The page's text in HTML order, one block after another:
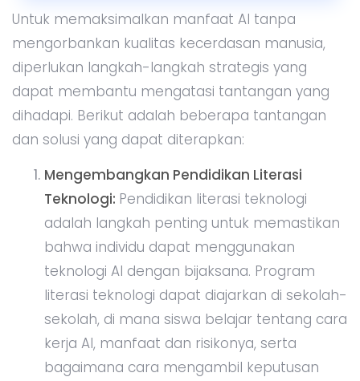
Untuk memaksimalkan manfaat AI tanpa
mengorbankan kualitas kecerdasan manusia,
diperlukan langkah-langkah strategis yang
dapat membantu mengatasi tantangan yang
dihadapi. Berikut adalah beberapa tantangan
dan solusi yang dapat diterapkan:
Mengembangkan Pendidikan Literasi
Teknologi: Pendidikan literasi teknologi
adalah langkah penting untuk memastikan
bahwa individu dapat menggunakan
teknologi AI dengan bijaksana. Program
literasi teknologi dapat diajarkan di sekolah-
sekolah, di mana siswa belajar tentang cara
kerja AI, manfaat dan risikonya, serta
bagaimana cara mengambil keputusan